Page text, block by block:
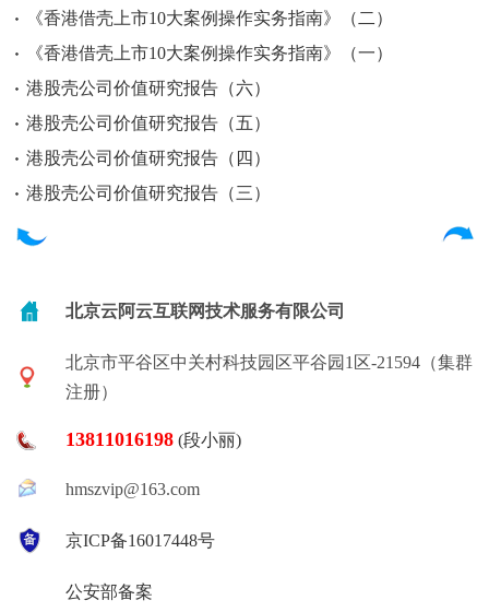
《香港借壳上市10大案例操作实务指南》（二）
《香港借壳上市10大案例操作实务指南》（一）
港股壳公司价值研究报告（六）
港股壳公司价值研究报告（五）
港股壳公司价值研究报告（四）
港股壳公司价值研究报告（三）
北京云阿云互联网技术服务有限公司
北京市平谷区中关村科技园区平谷园1区-21594（集群
注册）
13811016198 (段小丽)
hmszvip@163.com
京ICP备16017448号
公安部备案